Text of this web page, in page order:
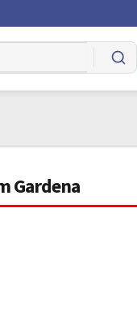
Gardena